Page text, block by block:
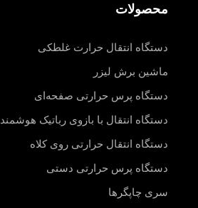
محصولات
دستگاه انتقال حرارت غلطکی
ماشین برش لیزر
دستگاه پرس حرارتی صفحه‌ای
دستگاه انتقال با بازوی رباتیک هوشمند
دستگاه انتقال حرارتی روی کلاه
دستگاه پرس حرارتی دستی
سری چاپگرها